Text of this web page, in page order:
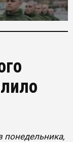
понедельника,